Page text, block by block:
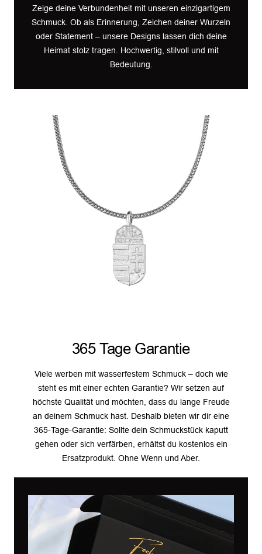
Zeige deine Verbundenheit mit unseren einzigartigem
Schmuck. Ob als Erinnerung, Zeichen deiner Wurzeln
oder Statement – unsere Designs lassen dich deine
Heimat stolz tragen. Hochwertig, stilvoll und mit
Bedeutung.
365 Tage Garantie
Viele werben mit wasserfestem Schmuck – doch wie
steht es mit einer echten Garantie? Wir setzen auf
höchste Qualität und möchten, dass du lange Freude
an deinem Schmuck hast. Deshalb bieten wir dir eine
365-Tage-Garantie: Sollte dein Schmuckstück kaputt
gehen oder sich verfärben, erhältst du kostenlos ein
Ersatzprodukt. Ohne Wenn und Aber.